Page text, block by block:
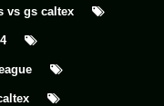
vs gs caltex